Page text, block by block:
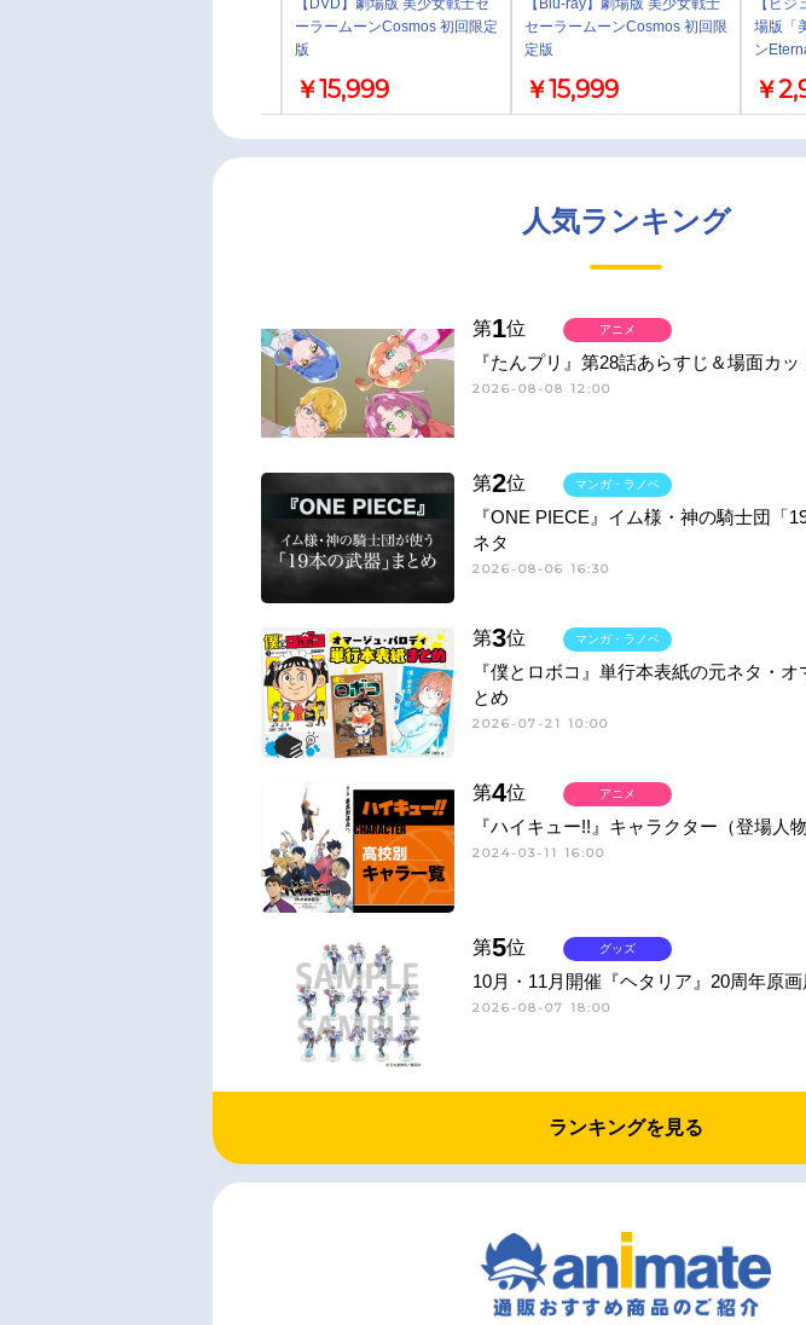
【DVD】劇場版 美少女戦士セ
ーラームーンCosmos 初回限定
版
￥15,999
【Blu-ray】劇場版 美少女戦士
セーラームーンCosmos 初回限
定版
￥15,999
【ビ
場版「
ン
￥
人気ランキング
第1位
『たんプリ』第28話あらすじ＆場面カッ
2026-08-08 12:00
アニメ
第2位
『ONE PIECE』イム様・神の騎士団「
ネタ
2026-08-06 16:30
マンガ・ラノベ
第3位
『僕とロボコ』単行本表紙の元ネタ・
とめ
2026-07-21 10:00
マンガ・ラノベ
第4位
『ハイキュー!!』キャラクター（登場人
2024-03-11 16:00
アニメ
第5位
10月・11月開催『ヘタリア』20周年原
2026-08-07 18:00
グッズ
ランキングを見る